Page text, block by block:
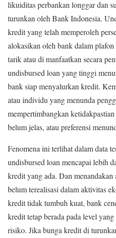
likuiditas perbankan longgar dan
turunkan oleh Bank Indonesia.
kredit yang telah memperoleh
alokasikan oleh bank dalam
tarik atau di manfaatkan secara
undisbursed loan yang tinggi
bank siap menyalurkan kredit.
atau individu yang menunda
mempertimbangkan
belum jelas, atau preferensi
Fenomena ini terlihat dalam data
undisbursed loan mencapai lebih
kredit yang ada. Dan
belum terealisasi dalam aktivitas
kredit tidak tumbuh kuat, bank
kredit tetap berada pada level
risiko. Jika bunga kredit di